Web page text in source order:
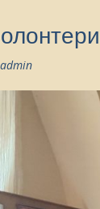
admin